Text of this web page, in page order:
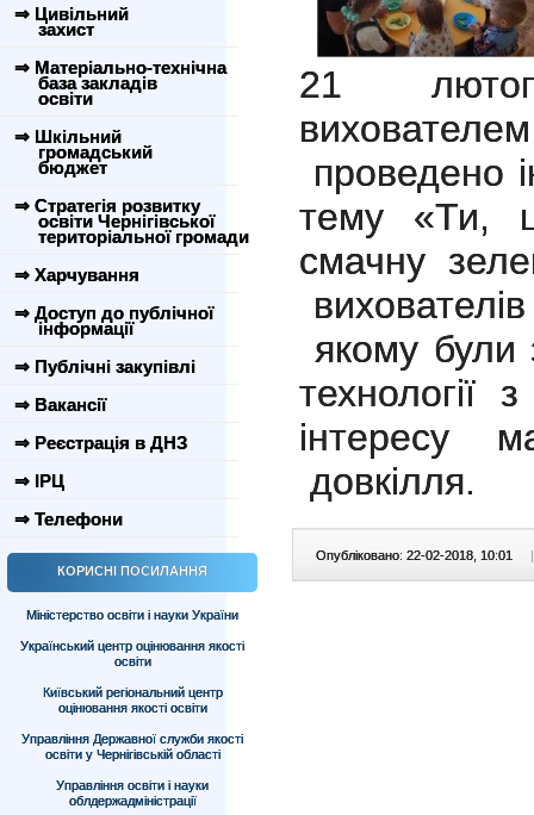
⇒ Цивільний
захист
⇒ Матеріально-технічна
база закладів
освіти
⇒ Шкільний
громадський
бюджет
⇒ Стратегія розвитку
освіти Чернігівської
територіальної громади
⇒ Харчування
⇒ Доступ до публічної
інформації
⇒ Публічні закупівлі
⇒ Вакансії
⇒ Реєстрація в ДНЗ
⇒ ІРЦ
⇒ Телефони
КОРИСНІ ПОСИЛАННЯ
Міністерство освіти і науки України
Український центр оцінювання якості
освіти
Київський регіональний центр
оцінювання якості освіти
Управління Державної служби якості
освіти у Чернігівській області
Управління освіти і науки
облдержадміністрації
21
проведено
тему «Ти,
смачну
якому були
технології
інтересу
довкілля.
Опубліковано: 22-02-2018, 10:01 |